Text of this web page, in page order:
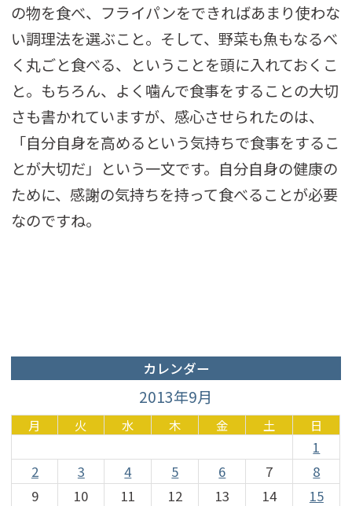
の物を食べ、フライパンをできればあまり使わな
い調理法を選ぶこと。そして、野菜も魚もなるべ
く丸ごと食べる、ということを頭に入れておくこ
と。もちろん、よく噛んで食事をすることの大切
さも書かれていますが、感心させられたのは、
「自分自身を高めるという気持ちで食事をするこ
とが大切だ」という一文です。自分自身の健康の
ために、感謝の気持ちを持って食べることが必要
なのですね。
カレンダー
2013年9月
月 火 水 木 金 土 日
1
2
3 4 5 6 7
8
9
10 11 12 13 14
15